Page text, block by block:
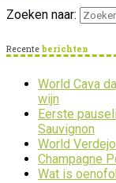
Zoeken naar:
Recente berichten
World Cava
wijn
Eerste
Sauvignon
World
Champagne
Wat is